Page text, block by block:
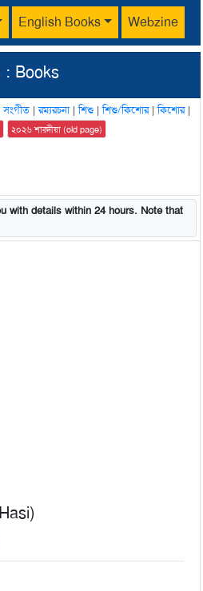
English Books Webzine
: Books
সংগীত |রম্যরচনা|শিশু |শিশু/কিশোর|কিশোর|
২০২৬ শারদীয়া (old page)
with details within 24 hours. Note that